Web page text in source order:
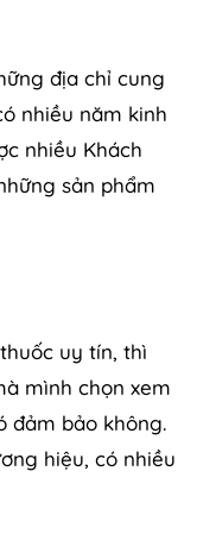
địa chỉ cung
nhiều năm kinh
nhiều Khách
sản phẩm
uy tín, thì
mình chọn xem
đảm bảo không.
hiệu, có nhiều